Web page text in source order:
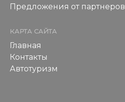
Предложения от партнеров
КАРТА САЙТА
Главная
Контакты
Автотуризм